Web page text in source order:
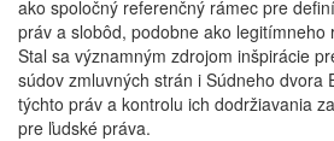
ako spoločný referenčný rámec pre
práv a slobôd, podobne ako legitímneho
Stal sa významným zdrojom inšpirácie
súdov zmluvných strán i Súdneho dvora
týchto práv a kontrolu ich dodržiavania
pre ľudské práva.